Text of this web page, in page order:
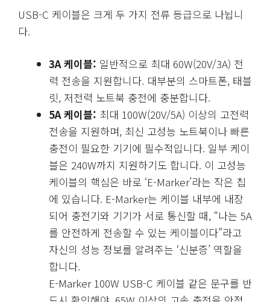
USB-C 케이블은 크게 두 가지 전류 등급으로 나뉩니
다.
3A 케이블: 일반적으로 최대 60W(20V/3A) 전
력 전송을 지원합니다. 대부분의 스마트폰, 태블
릿, 저전력 노트북 충전에 충분합니다.
5A 케이블: 최대 100W(20V/5A) 이상의 고전력
전송을 지원하며, 최신 고성능 노트북이나 빠른
충전이 필요한 기기에 필수적입니다. 일부 케이
블은 240W까지 지원하기도 합니다. 이 고성능
케이블의 핵심은 바로 ‘E-Marker’라는 작은 칩
에 있습니다. E-Marker는 케이블 내부에 내장
되어 충전기와 기기가 서로 통신할 때, “나는 5A
를 안전하게 전송할 수 있는 케이블이다”라고
자신의 성능 정보를 알려주는 ‘신분증’ 역할을
합니다.
E-Marker 100W USB-C 케이블 같은 문구를 반